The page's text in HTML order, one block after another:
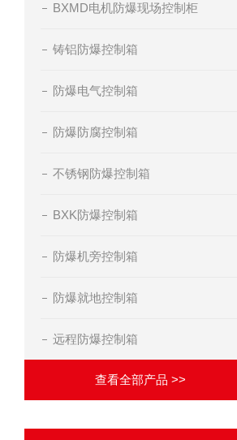
BXMD电机防爆现场控制柜
铸铝防爆控制箱
防爆电气控制箱
防爆防腐控制箱
不锈钢防爆控制箱
BXK防爆控制箱
防爆机旁控制箱
防爆就地控制箱
远程防爆控制箱
查看全部产品 >>